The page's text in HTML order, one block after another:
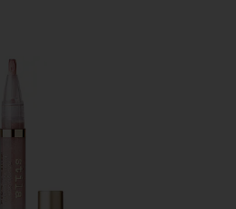
DE LABIOS PLUMPING LIP GLAZE